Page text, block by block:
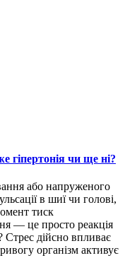
гіпертонія чи ще ні?
або напруженого
в шиї чи голові,
тиск
— це просто реакція
Стрес дійсно впливає
організм активує